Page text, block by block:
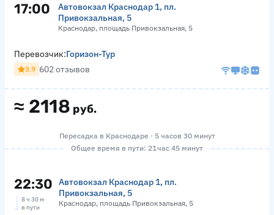
17:00
Автовокзал Краснодар 1, пл.
Привокзальная, 5
Краснодар, площадь Привокзальная, 5
≈ 2118 руб.
Перевозчик:Горизон-Тур
3.9 602 отзывов
Пересадка в Краснодаре · 5 часов 30 минут
Общее время в пути: 21 час 45 минут
22:30
Автовокзал Краснодар 1, пл.
Привокзальная, 5
Краснодар, площадь Привокзальная, 5
8 ч 30 м
в пути